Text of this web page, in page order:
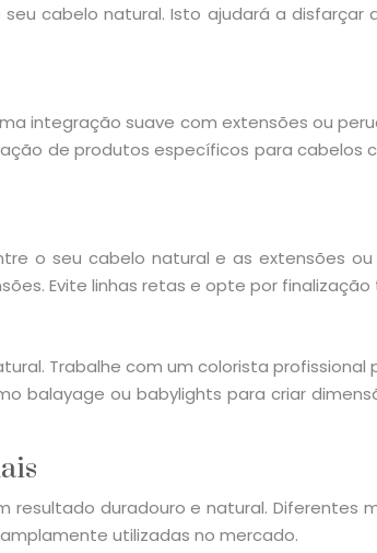
cabelo natural. Isto ajudará a
integração suave com extensões ou
de produtos específicos para
o seu cabelo natural e as extensões
Evite linhas retas e opte por
Trabalhe com um colorista
balayage ou babylights para criar
resultado duradouro e natural.
utilizadas no mercado.